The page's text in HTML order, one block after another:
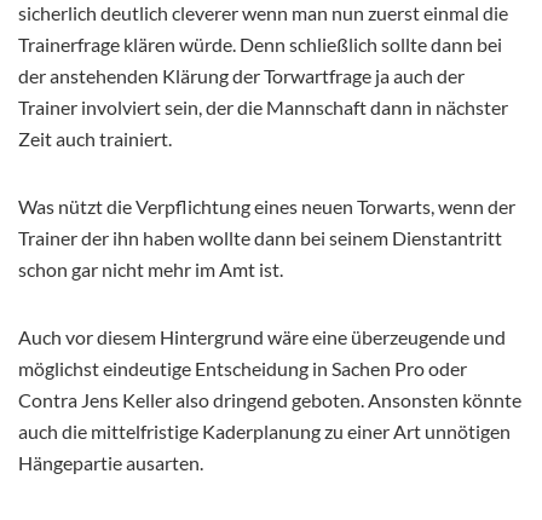
sicherlich deutlich cleverer wenn man nun zuerst einmal die
Trainerfrage klären würde. Denn schließlich sollte dann bei
der anstehenden Klärung der Torwartfrage ja auch der
Trainer involviert sein, der die Mannschaft dann in nächster
Zeit auch trainiert.
Was nützt die Verpflichtung eines neuen Torwarts, wenn der
Trainer der ihn haben wollte dann bei seinem Dienstantritt
schon gar nicht mehr im Amt ist.
Auch vor diesem Hintergrund wäre eine überzeugende und
möglichst eindeutige Entscheidung in Sachen Pro oder
Contra Jens Keller also dringend geboten. Ansonsten könnte
auch die mittelfristige Kaderplanung zu einer Art unnötigen
Hängepartie ausarten.